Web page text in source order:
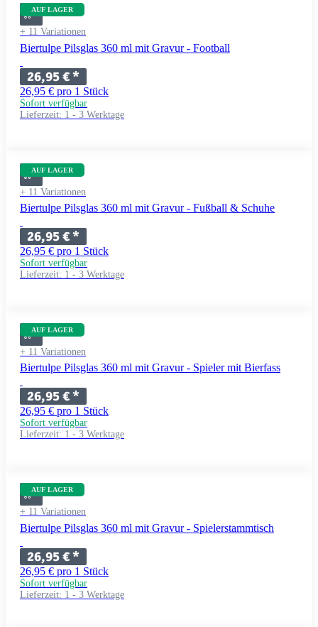
AUF LAGER
+ 11 Variationen
Biertulpe Pilsglas 360 ml mit Gravur - Football
26,95 €*
26,95 € pro 1 Stück
Sofort verfügbar
Lieferzeit: 1 - 3 Werktage
AUF LAGER
+ 11 Variationen
Biertulpe Pilsglas 360 ml mit Gravur - Fußball & Schuhe
26,95 €*
26,95 € pro 1 Stück
Sofort verfügbar
Lieferzeit: 1 - 3 Werktage
AUF LAGER
+ 11 Variationen
Biertulpe Pilsglas 360 ml mit Gravur - Spieler mit Bierfass
26,95 €*
26,95 € pro 1 Stück
Sofort verfügbar
Lieferzeit: 1 - 3 Werktage
AUF LAGER
+ 11 Variationen
Biertulpe Pilsglas 360 ml mit Gravur - Spielerstammtisch
26,95 €*
26,95 € pro 1 Stück
Sofort verfügbar
Lieferzeit: 1 - 3 Werktage